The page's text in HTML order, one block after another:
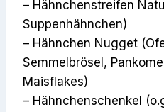
– Hähnchenstreifen
Suppenhähnchen)
– Hähnchen Nugget
Semmelbrösel,
Maisflakes)
– Hähnchenschenkel